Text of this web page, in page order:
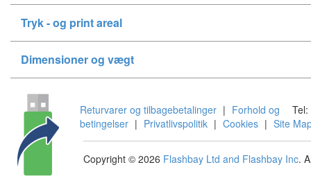
Tryk - og print areal
Dimensioner og vægt
Tel:
Returvarer og tilbagebetalinger | Forhold og
betingelser | Privatlivspolitik | Cookies | Site
Copyright © 2026 Flashbay Ltd and Flashbay Inc.